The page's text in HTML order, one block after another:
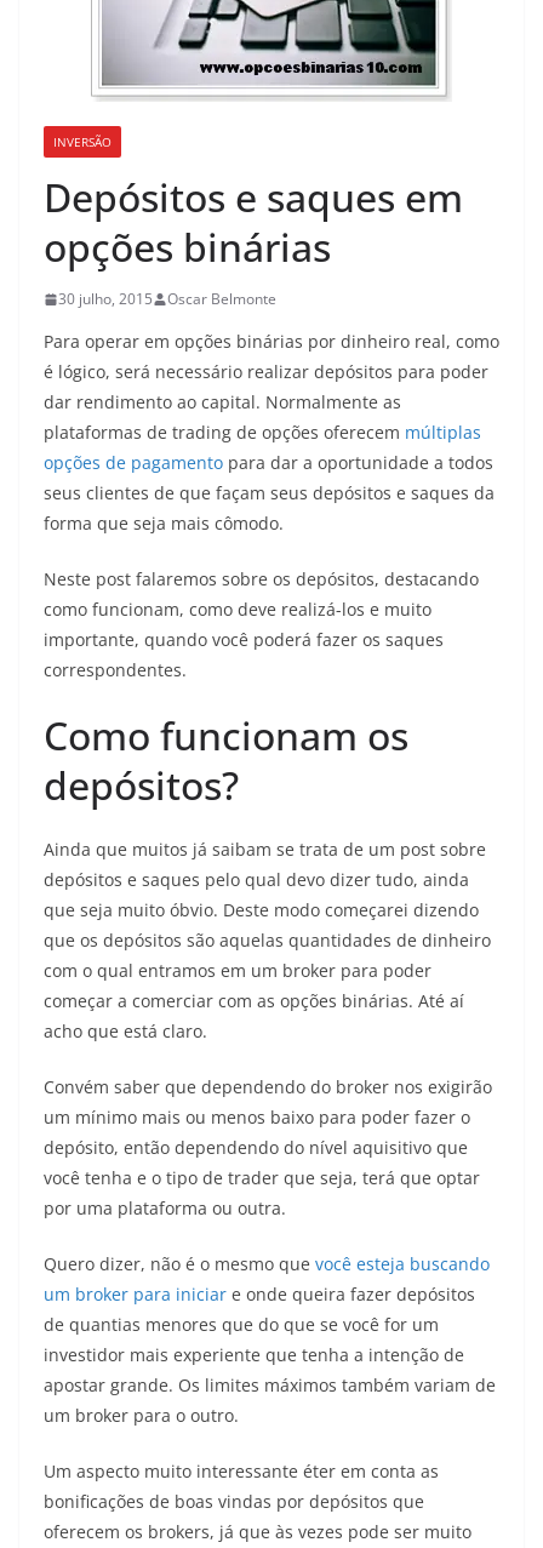
INVERSÃO
Depósitos e saques em
opções binárias
30 julho, 2015 Oscar Belmonte
Para operar em opções binárias por dinheiro real, como
é lógico, será necessário realizar depósitos para poder
dar rendimento ao capital. Normalmente as
plataformas de trading de opções oferecem múltiplas
opções de pagamento para dar a oportunidade a todos
seus clientes de que façam seus depósitos e saques da
forma que seja mais cômodo.
Neste post falaremos sobre os depósitos, destacando
como funcionam, como deve realizá-los e muito
importante, quando você poderá fazer os saques
correspondentes.
Como funcionam os
depósitos?
Ainda que muitos já saibam se trata de um post sobre
depósitos e saques pelo qual devo dizer tudo, ainda
que seja muito óbvio. Deste modo começarei dizendo
que os depósitos são aquelas quantidades de dinheiro
com o qual entramos em um broker para poder
começar a comerciar com as opções binárias. Até aí
acho que está claro.
Convém saber que dependendo do broker nos exigirão
um mínimo mais ou menos baixo para poder fazer o
depósito, então dependendo do nível aquisitivo que
você tenha e o tipo de trader que seja, terá que optar
por uma plataforma ou outra.
Quero dizer, não é o mesmo que você esteja buscando
um broker para iniciar e onde queira fazer depósitos
de quantias menores que do que se você for um
investidor mais experiente que tenha a intenção de
apostar grande. Os limites máximos também variam de
um broker para o outro.
Um aspecto muito interessante éter em conta as
bonificações de boas vindas por depósitos que
oferecem os brokers, já que às vezes pode ser muito